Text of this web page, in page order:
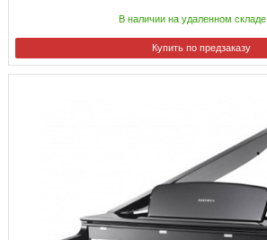
В наличии на удаленном складе
Купить по предзаказу